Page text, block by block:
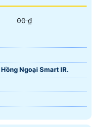
00 ₫
Ngoại Smart IR.